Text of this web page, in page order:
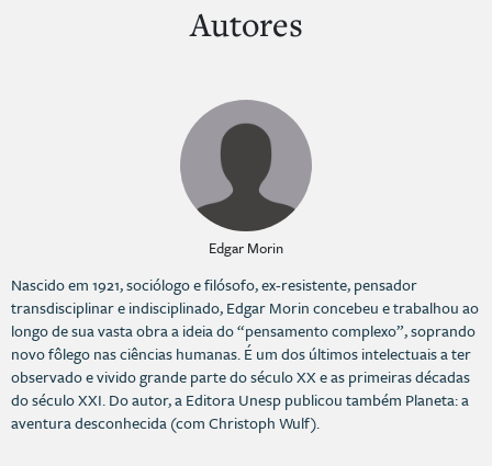
Autores
Edgar Morin
Nascido em 1921, sociólogo e filósofo, ex-resistente, pensador
transdisciplinar e indisciplinado, Edgar Morin concebeu e trabalhou ao
longo de sua vasta obra a ideia do “pensamento complexo”, soprando
novo fôlego nas ciências humanas. É um dos últimos intelectuais a ter
observado e vivido grande parte do século XX e as primeiras décadas
do século XXI. Do autor, a Editora Unesp publicou também Planeta: a
aventura desconhecida (com Christoph Wulf).